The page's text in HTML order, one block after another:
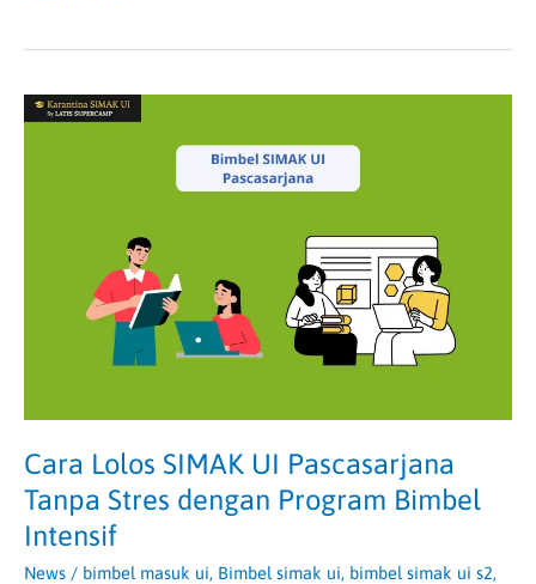
Cara Lolos SIMAK UI Pascasarjana
Tanpa Stres dengan Program Bimbel
Intensif
News / bimbel masuk ui, Bimbel simak ui, bimbel simak ui s2,
Cara